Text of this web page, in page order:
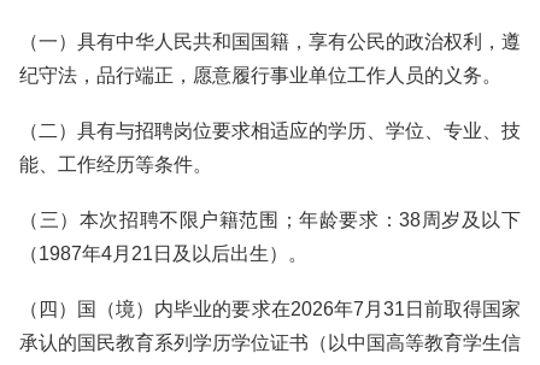
（一）具有中华人民共和国国籍，享有公民的政治权利，遵
纪守法，品行端正，愿意履行事业单位工作人员的义务。
（二）具有与招聘岗位要求相适应的学历、学位、专业、技
能、工作经历等条件。
（三）本次招聘不限户籍范围；年龄要求：38周岁及以下
（1987年4月21日及以后出生）。
（四）国（境）内毕业的要求在2026年7月31日前取得国家
承认的国民教育系列学历学位证书（以中国高等教育学生信